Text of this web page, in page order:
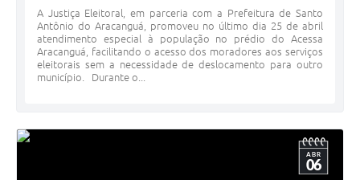
A Justiça Eleitoral, em parceria com a Prefeitura de Santo
Antônio do Aracanguá, promoveu no último dia 25 de abril
atendimento especial à população no prédio do Acessa
Aracanguá, facilitando o acesso dos moradores aos serviços
eleitorais sem a necessidade de deslocamento para outro
município. Durante o...
ABR
06